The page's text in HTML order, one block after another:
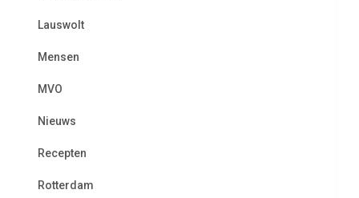
Lauswolt
Mensen
MVO
Nieuws
Recepten
Rotterdam